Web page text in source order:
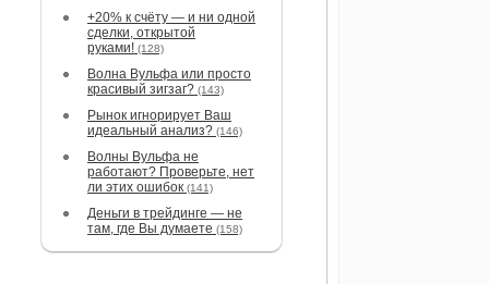
+20% к счёту — и ни одной
сделки, открытой
руками! (128)
Волна Вульфа или просто
красивый зигзаг? (143)
Рынок игнорирует Ваш
идеальный анализ? (146)
Волны Вульфа не
работают? Проверьте, нет
ли этих ошибок (141)
Деньги в трейдинге — не
там, где Вы думаете (158)